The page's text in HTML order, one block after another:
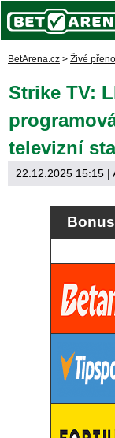
BetArena.cz > Živé
Strike TV:
televizní
22.12.2025 15:15 |